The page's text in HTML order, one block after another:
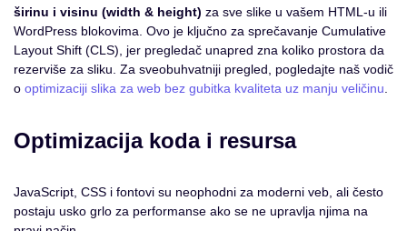
širinu i visinu (width & height) za sve slike u vašem HTML-u ili
WordPress blokovima. Ovo je ključno za sprečavanje Cumulative
Layout Shift (CLS), jer pregledač unapred zna koliko prostora da
rezerviše za sliku. Za sveobuhvatniji pregled, pogledajte naš vodič
o optimizaciji slika za web bez gubitka kvaliteta uz manju veličinu
Optimizacija koda i resursa
JavaScript, CSS i fontovi su neophodni za moderni veb, ali često
postaju usko grlo za performanse ako se ne upravlja njima na